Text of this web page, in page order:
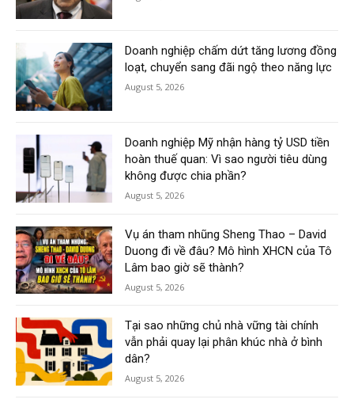
Doanh nghiệp chấm dứt tăng lương đồng
loạt, chuyển sang đãi ngộ theo năng lực
August 5, 2026
Doanh nghiệp Mỹ nhận hàng tỷ USD tiền
hoàn thuế quan: Vì sao người tiêu dùng
không được chia phần?
August 5, 2026
Vụ án tham nhũng Sheng Thao – David
Duong đi về đâu? Mô hình XHCN của Tô
Lâm bao giờ sẽ thành?
August 5, 2026
Tại sao những chủ nhà vững tài chính
vẫn phải quay lại phân khúc nhà ở bình
dân?
August 5, 2026